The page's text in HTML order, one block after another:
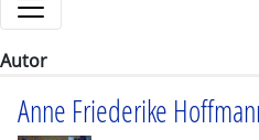
Autor
Anne Friederike